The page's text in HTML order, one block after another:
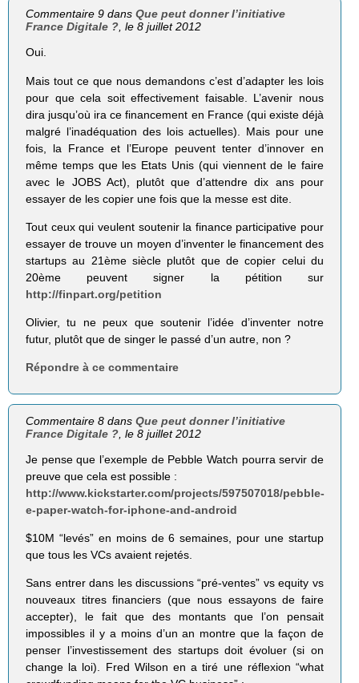
Commentaire 9 dansQue peut donner l’initiative
France Digitale ?, le 8 juillet 2012
Oui.
Mais tout ce que nous demandons c’est d’adapter les lois
pour que cela soit effectivement faisable. L’avenir nous
dira jusqu’où ira ce financement en France (qui existe déjà
malgré l’inadéquation des lois actuelles). Mais pour une
fois, la France et l’Europe peuvent tenter d’innover en
même temps que les Etats Unis (qui viennent de le faire
avec le JOBS Act), plutôt que d’attendre dix ans pour
essayer de les copier une fois que la messe est dite.
Tout ceux qui veulent soutenir la finance participative pour
essayer de trouve un moyen d’inventer le financement des
startups au 21ème siècle plutôt que de copier celui du
20ème peuvent signer la pétition sur
http://finpart.org/petition
Olivier, tu ne peux que soutenir l’idée d’inventer notre
futur, plutôt que de singer le passé d’un autre, non ?
Répondre à ce commentaire
Commentaire 8 dansQue peut donner l’initiative
France Digitale ? , le 8 juillet 2012
Je pense que l’exemple de Pebble Watch pourra servir de
preuve que cela est possible :
http://www.kickstarter.com/projects/597507018/pebble-
e-paper-watch-for-iphone-and-android
$10M “levés” en moins de 6 semaines, pour une startup
que tous les VCs avaient rejetés.
Sans entrer dans les discussions “pré-ventes” vs equity vs
nouveaux titres financiers (que nous essayons de faire
accepter), le fait que des montants que l’on pensait
impossibles il y a moins d’un an montre que la façon de
penser l’investissement des startups doit évoluer (si on
change la loi). Fred Wilson en a tiré une réflexion “what